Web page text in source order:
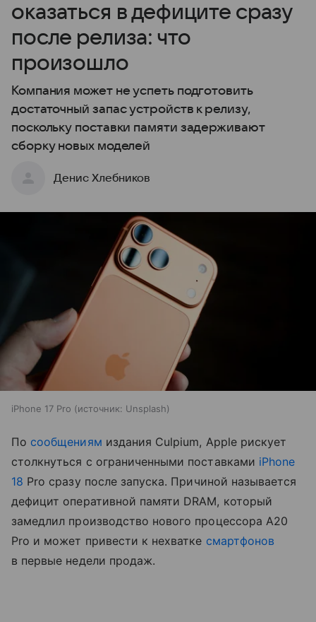
оказаться в дефиците сразу
после релиза: что
произошло
Компания может не успеть подготовить
достаточный запас устройств к релизу,
поскольку поставки памяти задерживают
сборку новых моделей
Денис Хлебников
iPhone 17 Pro источник: Unsplash
По сообщениям издания Culpium, Apple рискует
столкнуться с ограниченными поставками iPhone
18 Pro сразу после запуска. Причиной называется
дефицит оперативной памяти DRAM, который
замедлил производство нового процессора A20
Pro и может привести к нехватке смартфонов
в первые недели продаж.